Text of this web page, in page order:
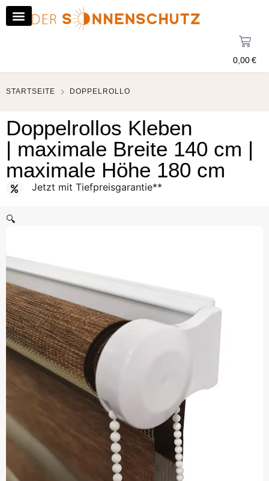
0,00€
STARTSEITE DOPPELROLLO
Doppelrollos Kleben
| maximale Breite 140 cm |
maximale Höhe 180 cm
Jetzt mit Tiefpreisgarantie**
🔍